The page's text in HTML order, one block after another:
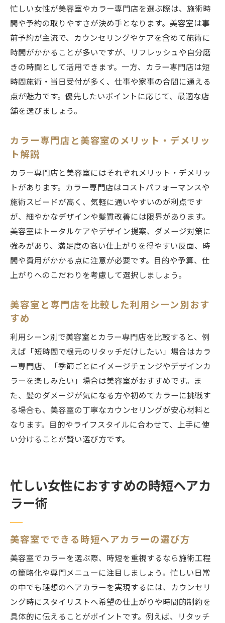
忙しい女性が美容室やカラー専門店を選ぶ際は、施術時
間や予約の取りやすさが決め手となります。美容室は事
前予約が主流で、カウンセリングやケアを含めて施術に
時間がかかることが多いですが、リフレッシュや自分磨
きの時間として活用できます。一方、カラー専門店は短
時間施術・当日受付が多く、仕事や家事の合間に通える
点が魅力です。優先したいポイントに応じて、最適な店
舗を選びましょう。
カラー専門店と美容室のメリット・デメリッ
ト解説
カラー専門店と美容室にはそれぞれメリット・デメリッ
トがあります。カラー専門店はコストパフォーマンスや
施術スピードが高く、気軽に通いやすいのが利点です
が、細やかなデザインや髪質改善には限界があります。
美容室はトータルケアやデザイン提案、ダメージ対策に
強みがあり、満足度の高い仕上がりを得やすい反面、時
間や費用がかかる点に注意が必要です。目的や予算、仕
上がりへのこだわりを考慮して選択しましょう。
美容室と専門店を比較した利用シーン別おす
すめ
利用シーン別で美容室とカラー専門店を比較すると、例
えば「短時間で根元のリタッチだけしたい」場合はカラ
ー専門店、「季節ごとにイメージチェンジやデザインカ
ラーを楽しみたい」場合は美容室がおすすめです。ま
た、髪のダメージが気になる方や初めてカラーに挑戦す
る場合も、美容室の丁寧なカウンセリングが安心材料と
なります。目的やライフスタイルに合わせて、上手に使
い分けることが賢い選び方です。
忙しい女性におすすめの時短ヘアカ
ラー術
美容室でできる時短ヘアカラーの選び方
美容室でカラーを選ぶ際、時短を重視するなら施術工程
の簡略化や専門メニューに注目しましょう。忙しい日常
の中でも理想のヘアカラーを実現するには、カウンセリ
ング時にスタイリストへ希望の仕上がりや時間的制約を
具体的に伝えることがポイントです。例えば、リタッチ